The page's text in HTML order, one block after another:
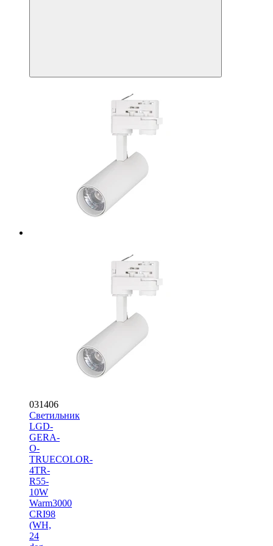
031406
Светильник
LGD-
GERA-
O-
TRUECOLOR-
4TR-
R55-
10W
Warm3000
CRI98
(WH,
24